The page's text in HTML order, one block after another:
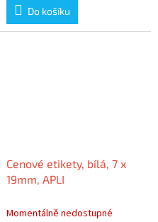
Do košíku
Cenové etikety, bílá, 7 x
19mm, APLI
Momentálně nedostupné